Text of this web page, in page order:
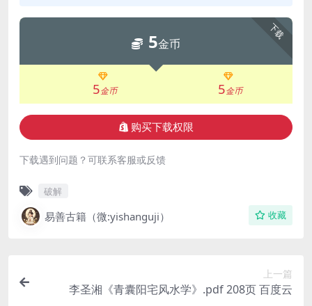
下载
5金币
5金币 5金币
购买下载权限
下载遇到问题？可联系客服或反馈
破解
易善古籍（微:yishanguji） 收藏
上一篇
李圣湘《青囊阳宅风水学》.pdf 208页 百度云